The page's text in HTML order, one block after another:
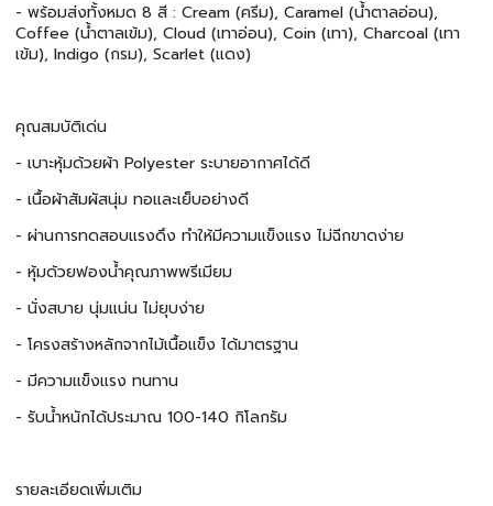
- พร้อมส่งทั้งหมด 8 สี : Cream (ครีม), Caramel (น้ำตาลอ่อน),
Coffee (น้ำตาลเข้ม), Cloud (เทาอ่อน), Coin (เทา), Charcoal (เทา
เข้ม), Indigo (กรม), Scarlet (แดง)
คุณสมบัติเด่น
- เบาะหุ้มด้วยผ้า Polyester ระบายอากาศได้ดี
- เนื้อผ้าสัมผัสนุ่ม ทอและเย็บอย่างดี
- ผ่านการทดสอบแรงดึง ทำให้มีความแข็งแรง ไม่ฉีกขาดง่าย
- หุ้มด้วยฟองน้ำคุณภาพพรีเมียม
- นั่งสบาย นุ่มแน่น ไม่ยุบง่าย
- โครงสร้างหลักจากไม้เนื้อแข็ง ได้มาตรฐาน
- มีความแข็งแรง ทนทาน
- รับน้ำหนักได้ประมาณ 100-140 กิโลกรัม
รายละเอียดเพิ่มเติม